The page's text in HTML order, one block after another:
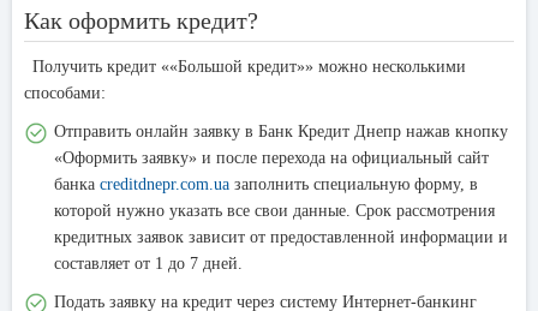
Как оформить кредит?
Получить кредит ««Большой кредит»» можно несколькими
способами:
Отправить онлайн заявку в Банк Кредит Днепр нажав кнопку
«Оформить заявку» и после перехода на официальный сайт
банка creditdnepr.com.ua заполнить специальную форму, в
которой нужно указать все свои данные. Срок рассмотрения
кредитных заявок зависит от предоставленной информации и
составляет от 1 до 7 дней.
Подать заявку на кредит через систему Интернет-банкинг